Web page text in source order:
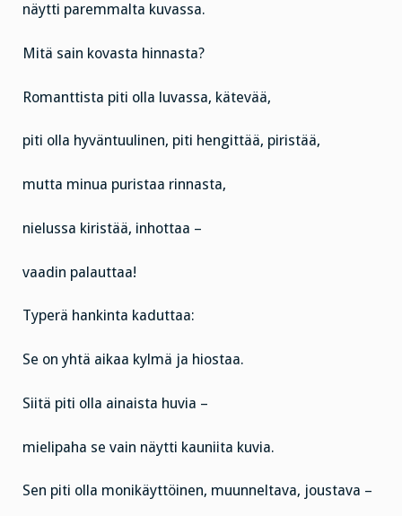
näytti paremmalta kuvassa.
Mitä sain kovasta hinnasta?
Romanttista piti olla luvassa, kätevää,
piti olla hyväntuulinen, piti hengittää, piristää,
mutta minua puristaa rinnasta,
nielussa kiristää, inhottaa –
vaadin palauttaa!
Typerä hankinta kaduttaa:
Se on yhtä aikaa kylmä ja hiostaa.
Siitä piti olla ainaista huvia –
mielipaha se vain näytti kauniita kuvia.
Sen piti olla monikäyttöinen, muunneltava, joustava –